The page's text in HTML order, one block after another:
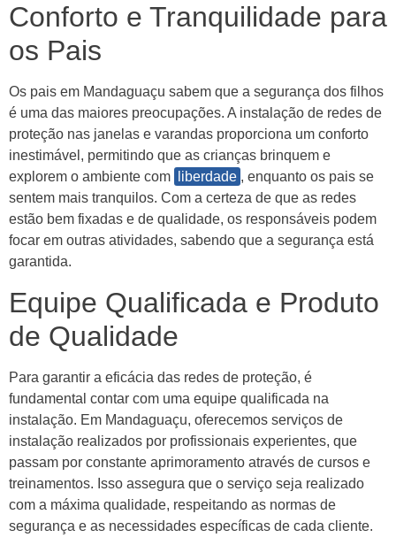
Conforto e Tranquilidade para
os Pais
Os pais em Mandaguaçu sabem que a segurança dos filhos
é uma das maiores preocupações. A instalação de redes de
proteção nas janelas e varandas proporciona um conforto
inestimável, permitindo que as crianças brinquem e
explorem o ambiente com
liberdade , enquanto os pais se
sentem mais tranquilos. Com a certeza de que as redes
estão bem fixadas e de qualidade, os responsáveis podem
focar em outras atividades, sabendo que a segurança está
garantida.
Equipe Qualificada e Produto
de Qualidade
Para garantir a eficácia das redes de proteção, é
fundamental contar com uma equipe qualificada na
instalação. Em Mandaguaçu, oferecemos serviços de
instalação realizados por profissionais experientes, que
passam por constante aprimoramento através de cursos e
treinamentos. Isso assegura que o serviço seja realizado
com a máxima qualidade, respeitando as normas de
segurança e as necessidades específicas de cada cliente.